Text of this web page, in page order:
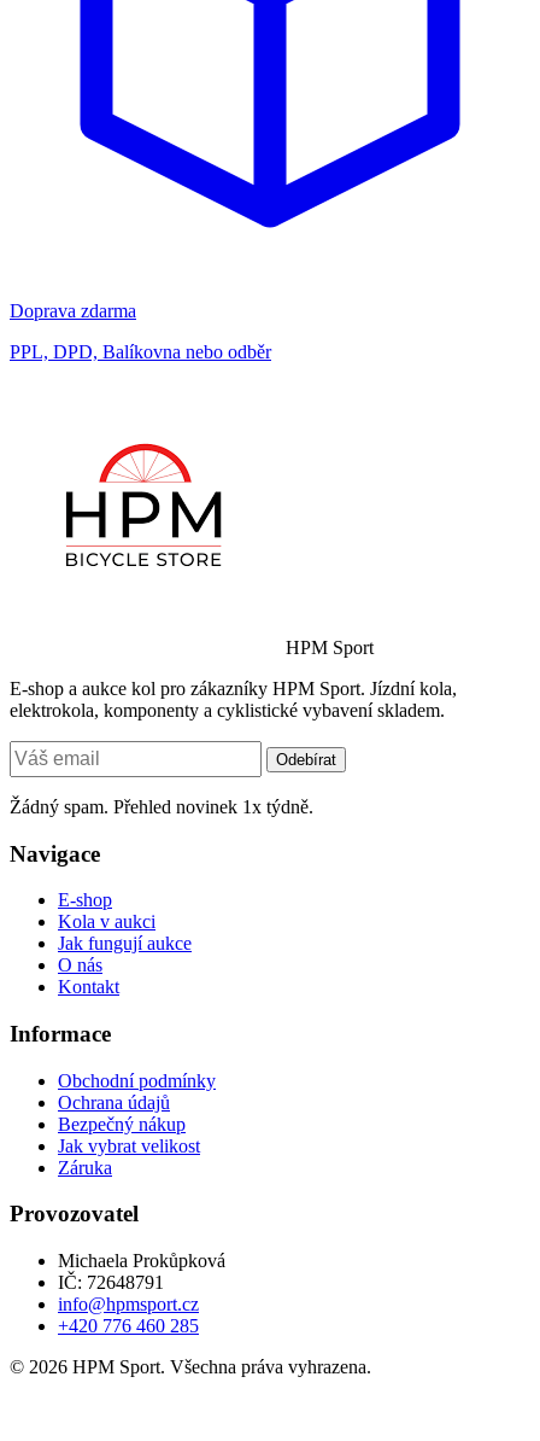
Doprava zdarma
PPL, DPD, Balíkovna nebo odběr
HPM Sport
E-shop a aukce kol pro zákazníky HPM Sport. Jízdní kola,
elektrokola, komponenty a cyklistické vybavení skladem.
Odebírat
Žádný spam. Přehled novinek 1x týdně.
Navigace
E-shop
Kola v aukci
Jak fungují aukce
O nás
Kontakt
Informace
Obchodní podmínky
Ochrana údajů
Bezpečný nákup
Jak vybrat velikost
Záruka
Provozovatel
Michaela Prokůpková
IČ: 72648791
info@hpmsport.cz
+420 776 460 285
© 2026 HPM Sport. Všechna práva vyhrazena.